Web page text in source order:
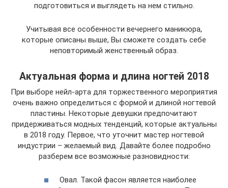
подготовиться и выглядеть на нем стильно.
Учитывая все особенности вечернего маникюра,
которые описаны выше, Вы сможете создать себе
неповторимый женственный образ.
Актуальная форма и длина ногтей 2018
При выборе нейл-арта для торжественного мероприятия
очень важно определиться с формой и длиной ногтевой
пластины. Некоторые девушки предпочитают
придерживаться модных тенденций, которые актуальны
в 2018 году. Первое, что уточнит мастер ногтевой
индустрии – желаемый вид. Давайте более подробно
разберем все возможные разновидности:
Овал. Такой фасон является наиболее